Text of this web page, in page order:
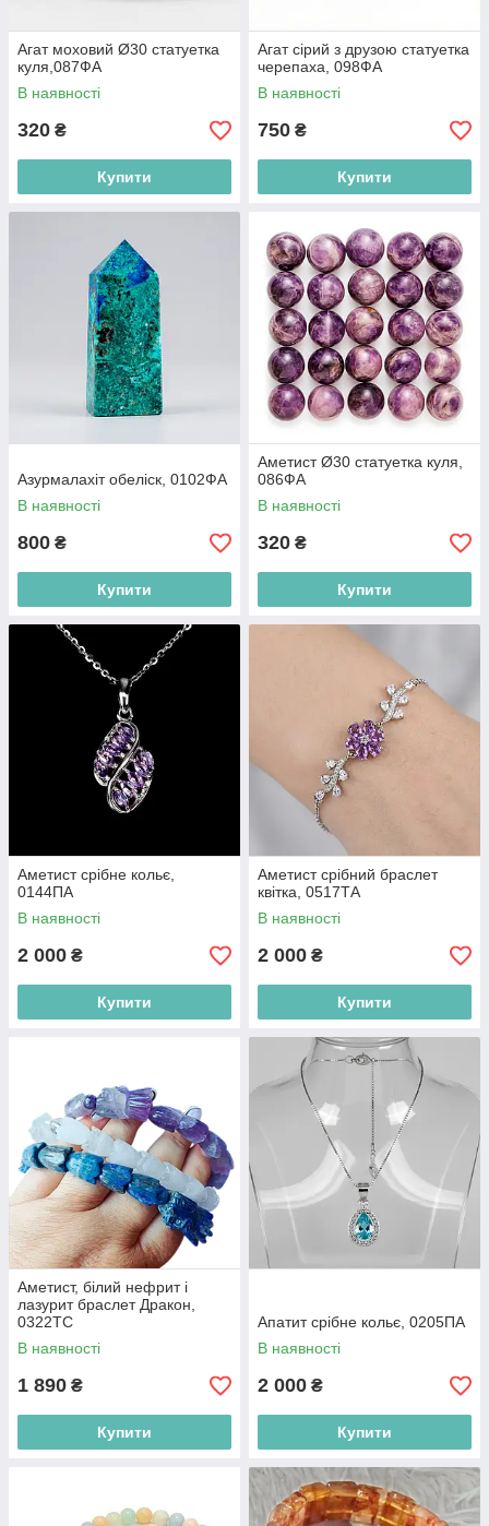
Агат моховий Ø30 статуетка
куля,087ФА
В наявності
320 ₴
Купити
Агат сірий з друзою статуетка
черепаха, 098ФА
В наявності
750 ₴
Купити
Азурмалахіт обеліск, 0102ФА
В наявності
800 ₴
Купити
Аметист Ø30 статуетка куля,
086ФА
В наявності
320 ₴
Купити
Аметист срібне кольє,
0144ПА
В наявності
2 000 ₴
Купити
Аметист срібний браслет
квітка, 0517ТА
В наявності
2 000 ₴
Купити
Аметист, білий нефрит і
лазурит браслет Дракон,
0322ТС
В наявності
1 890 ₴
Купити
Апатит срібне кольє, 0205ПА
В наявності
2 000 ₴
Купити